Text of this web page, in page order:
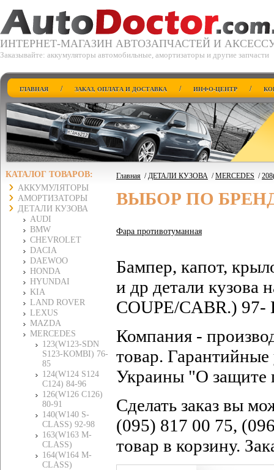
ИНТЕРНЕТ-МАГАЗИН АВТОЗАПЧАСТЕЙ И
Заказывайте: аккумуляторы автомобильные, амортизаторы и другие запчасти
ГЛАВНАЯ / ЗАКАЗ, ОПЛАТА И ДОСТАВКА / ИНФО-ЦЕНТР /
КАТАЛОГ ТОВАРОВ:
АККУМУЛЯТОРЫ
АМОРТИЗАТОРЫ
ДЕТАЛИ КУЗОВА
AUDI
BMW
CHEVROLET
DACIA
DAEWOO
HONDA
HYUNDAI
KIA
LAND ROVER
LEXUS
MAZDA
MERCEDES
123(W123-SDN
S123-KOMBI) 76-
85
124(W124 S124
C124) 84-96
126(W126 C126)
80-91
140(W140 S-
CLASS) 92-98
163(W163 M-
CLASS)
164(W164 M-
CLASS)
Главная /ДЕТАЛИ КУЗОВА /MERCEDES /
ВЫБОР ПО
Фара противотуманная
Бампер, капот,
и др детали кузова
COUPE/CABR.) 97-
Компания -
товар. Гарантийные
Украины "О защите
Сделать заказ вы
(095) 817 00 75,
товар в корзину.